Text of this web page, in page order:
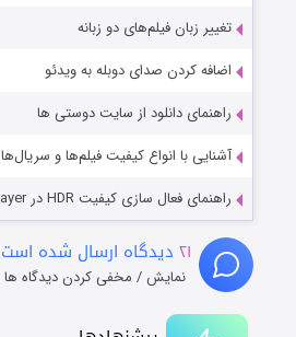
تغییر زبان فیلم‌های دو زبانه
اضافه کردن صدای دوبله به ویدئو
راهنمای دانلود از سایت دوستی ها
آشنایی با انواع کیفیت فیلم‌ها و سریال‌ها
راهنمای فعال سازی کیفیت HDR در PotPlayer
۲۱ دیدگاه ارسال شده است
نمایش / مخفی کردن دیدگاه ها